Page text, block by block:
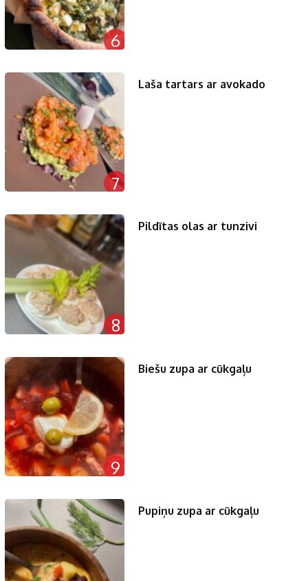
6
7
Laša tartars ar avokado
8
Pildītas olas ar tunzivi
9
Biešu zupa ar cūkgaļu
Pupiņu zupa ar cūkgaļu